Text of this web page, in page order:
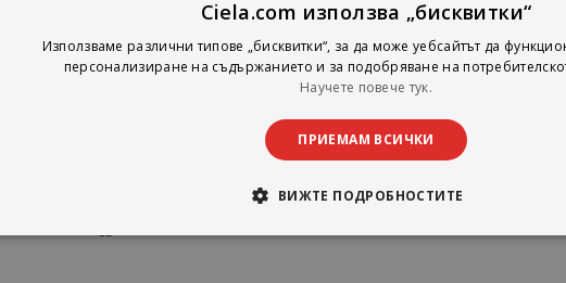
CD
Adele - 21 - CD
Ciela.com използва „бисквитки“
Използваме различни типове „бисквитки“, за да може уебсайтът да
персонализиране на съдържанието и за подобряване на
Научете повече тук.
ПРИЕМАМ ВСИЧКИ
ВИЖТЕ ПОДРОБНОСТИТЕ